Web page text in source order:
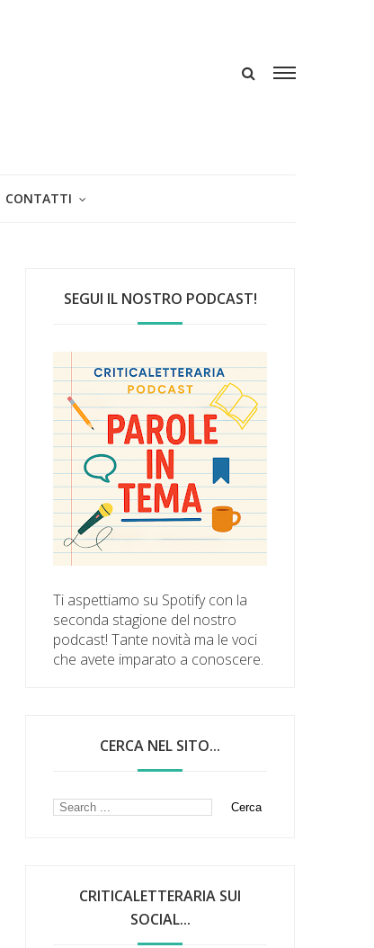
CONTATTI
SEGUI IL NOSTRO PODCAST!
Ti aspettiamo su Spotify con la
seconda stagione del nostro
podcast! Tante novità ma le voci
che avete imparato a conoscere.
CERCA NEL SITO...
CRITICALETTERARIA SUI
SOCIAL...